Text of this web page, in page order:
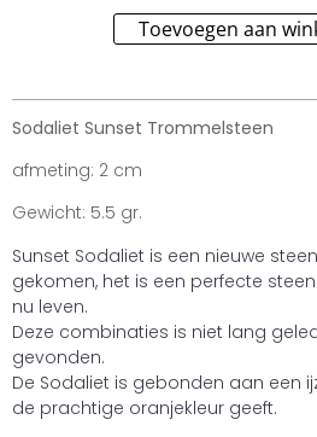
Toevoegen aan
Sodaliet Sunset Trommelsteen
afmeting: 2 cm
Gewicht: 5.5 gr.
Sunset Sodaliet is een nieuwe
gekomen, het is een perfecte
nu leven.
Deze combinaties is niet lang
gevonden.
De Sodaliet is gebonden aan een
de prachtige oranjekleur geeft.